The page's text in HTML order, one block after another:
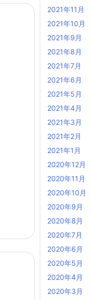
2021年11月
2021年10月
2021年9月
2021年8月
2021年7月
2021年6月
2021年5月
2021年4月
2021年3月
2021年2月
2021年1月
2020年12月
2020年11月
2020年10月
2020年9月
2020年8月
2020年7月
2020年6月
2020年5月
2020年4月
2020年3月